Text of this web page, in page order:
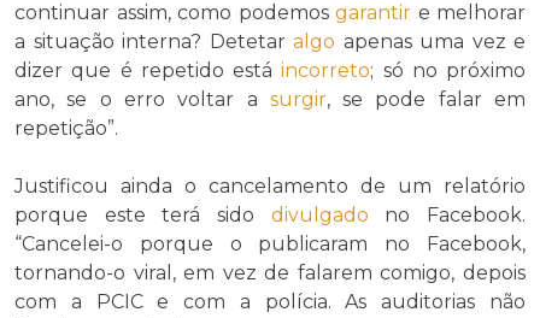
continuar assim, como podemos garantir e melhorar
a situação interna? Detetar algo apenas uma vez e
dizer que é repetido estáincorreto; só no próximo
ano, se o erro voltar a surgir, se pode falar em
repetição”.
Justificou ainda o cancelamento de um relatório
porque este terá sido divulgado no Facebook.
“Cancelei-o porque o publicaram no Facebook,
tornando-o viral, em vez de falarem comigo, depois
com a PCIC e com a polícia. As auditorias não